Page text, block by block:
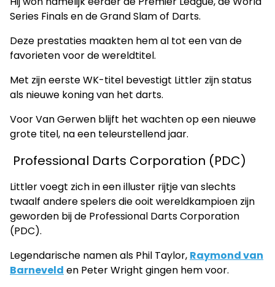
Series Finals en de Grand Slam of Darts.
Deze prestaties maakten hem al tot een van de
favorieten voor de wereldtitel.
Met zijn eerste WK-titel bevestigt Littler zijn status
als nieuwe koning van het darts.
Voor Van Gerwen blijft het wachten op een nieuwe
grote titel, na een teleurstellend jaar.
Professional Darts Corporation (PDC)
Littler voegt zich in een illuster rijtje van slechts
twaalf andere spelers die ooit wereldkampioen zijn
geworden bij de Professional Darts Corporation
(PDC).
Legendarische namen als Phil Taylor, Raymond van
Barneveld en Peter Wright gingen hem voor.